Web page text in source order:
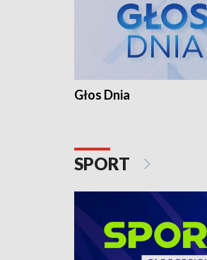
Głos Dnia
SPORT